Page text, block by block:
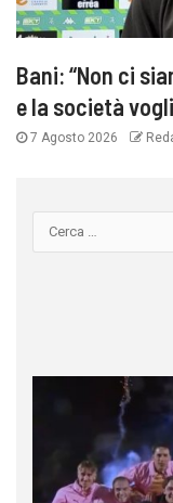
Bani: “Non ci
e la società
7 Agosto 2026